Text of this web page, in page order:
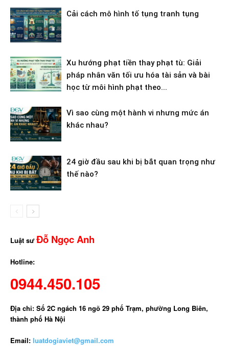
Cải cách mô hình tố tụng tranh tụng
Xu hướng phạt tiền thay phạt tù: Giải
pháp nhân văn tối ưu hóa tài sản và bài
học từ môi hình phạt theo...
Vì sao cùng một hành vi nhưng mức án
khác nhau?
24 giờ đầu sau khi bị bắt quan trọng như
thế nào?
Luật sưĐỗ Ngọc Anh
Hotline:
0944.450.105
Địa chỉ: Số 2C ngách 16 ngõ 29 phố Trạm, phường Long Biên,
thành phố Hà Nội
Email: luatdogiaviet@gmail.com